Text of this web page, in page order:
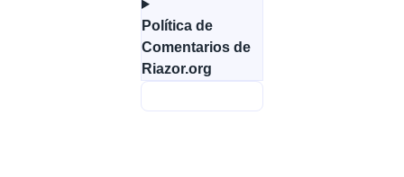
Política de
Comentarios de
Riazor.org